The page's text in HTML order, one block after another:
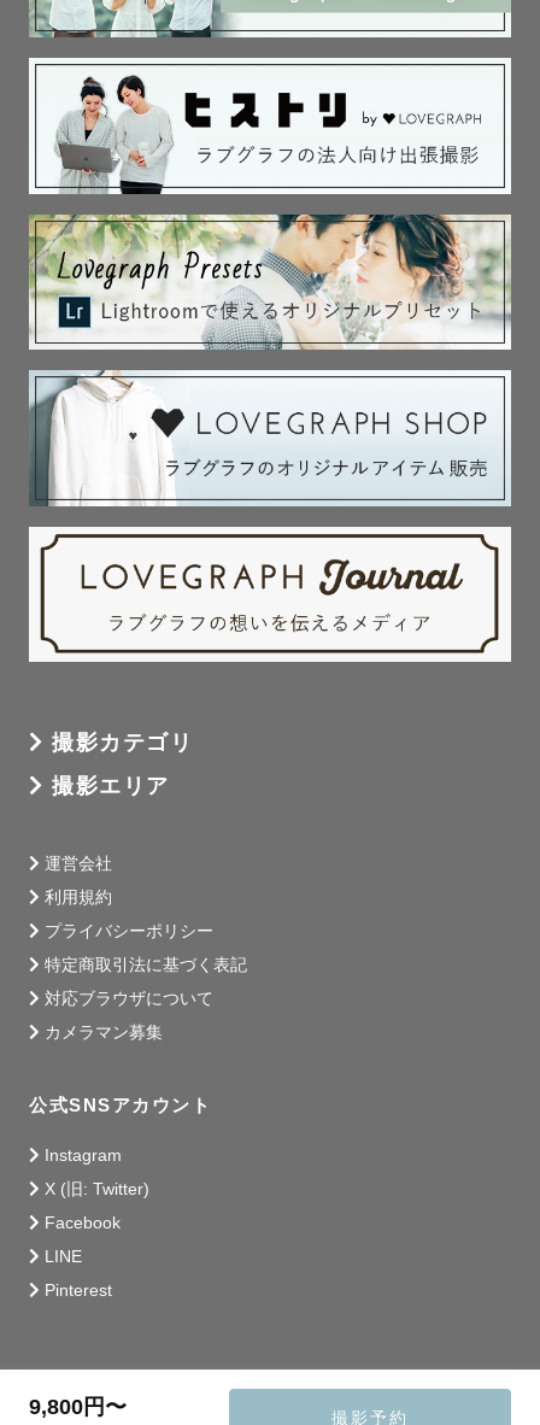
9,800円〜 撮影予約
撮影カテゴリ
撮影エリア
運営会社
利用規約
プライバシーポリシー
特定商取引法に基づく表記
対応ブラウザについて
カメラマン募集
公式SNSアカウント
Instagram
X (旧: Twitter)
Facebook
LINE
Pinterest